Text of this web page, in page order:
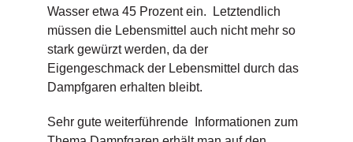
Wasser etwa 45 Prozent ein. Letztendlich
müssen die Lebensmittel auch nicht mehr so
stark gewürzt werden, da der
Eigengeschmack der Lebensmittel durch das
Dampfgaren erhalten bleibt.
Sehr gute weiterführende Informationen zum